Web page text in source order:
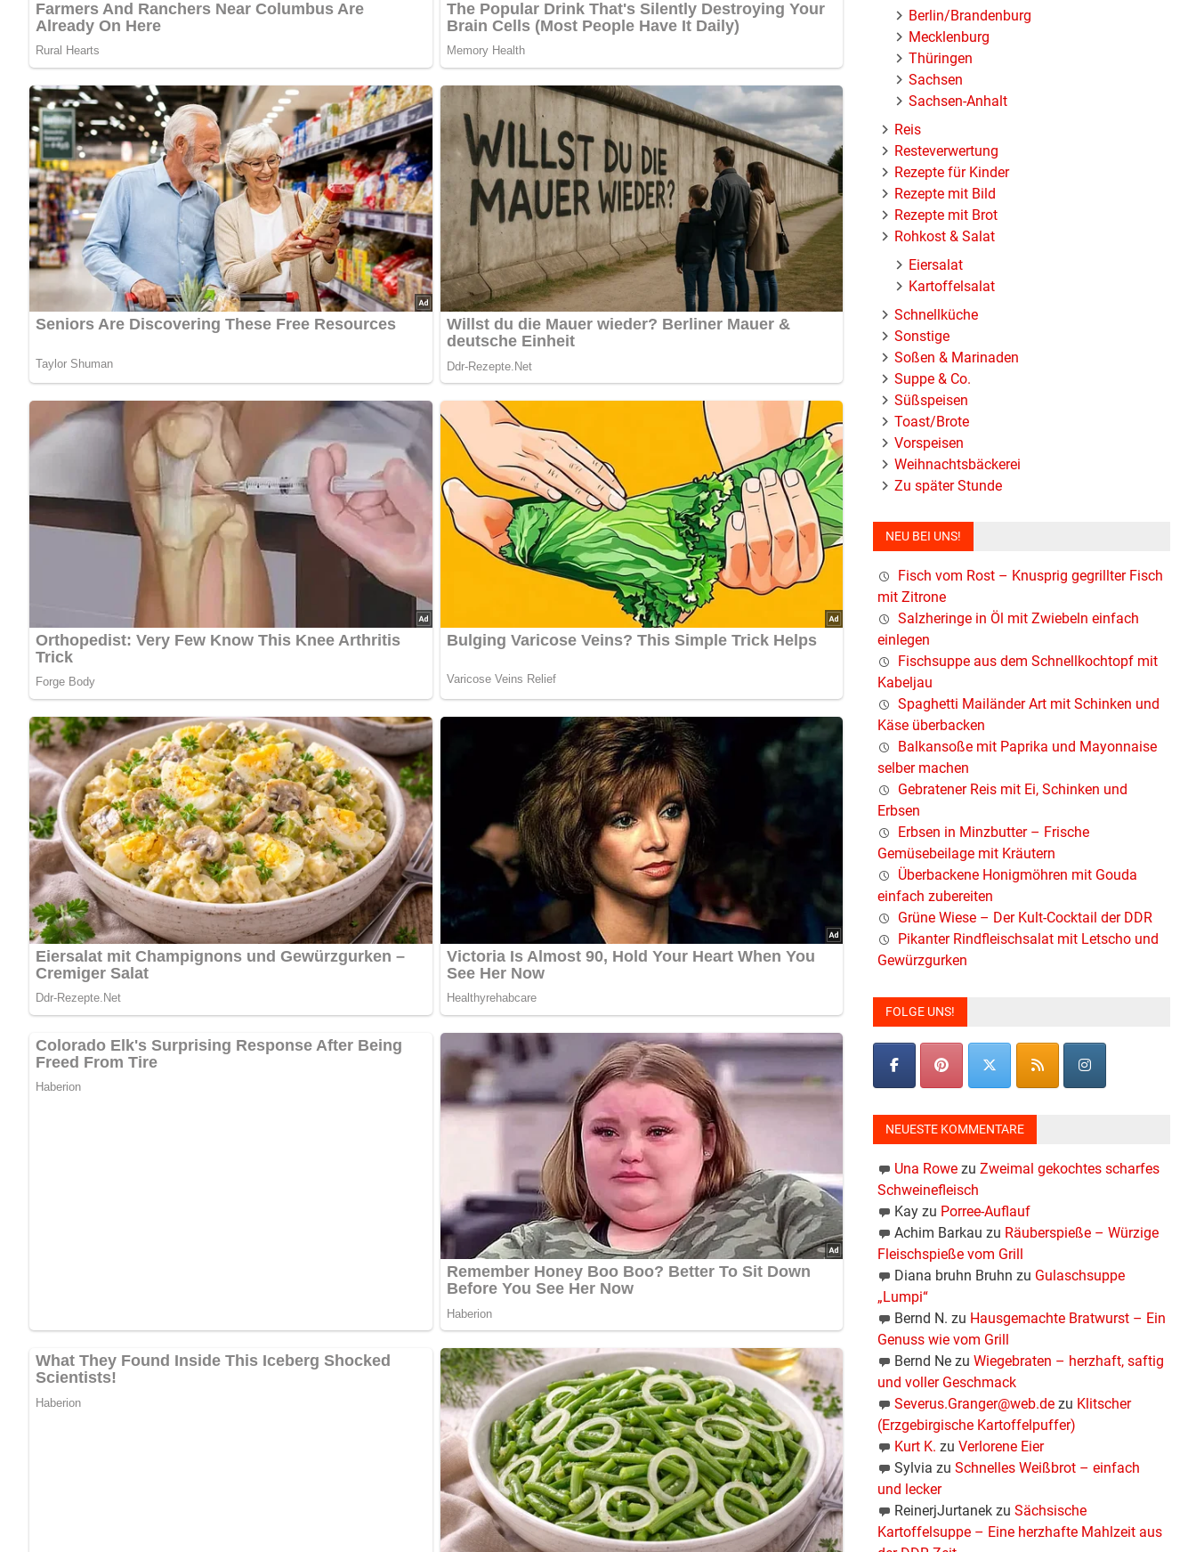
Berlin/Brandenburg
Mecklenburg
Thüringen
Sachsen
Sachsen-Anhalt
Reis
Resteverwertung
Rezepte für Kinder
Rezepte mit Bild
Rezepte mit Brot
Rohkost & Salat
Eiersalat
Kartoffelsalat
Schnellküche
Sonstige
Soßen & Marinaden
Suppe & Co.
Süßspeisen
Toast/Brote
Vorspeisen
Weihnachtsbäckerei
Zu später Stunde
NEU BEI UNS!
Fisch vom Rost – Knusprig gegrillter Fisch
mit Zitrone
Salzheringe in Öl mit Zwiebeln einfach
einlegen
Fischsuppe aus dem Schnellkochtopf mit
Kabeljau
Spaghetti Mailänder Art mit Schinken und
Käse überbacken
Balkansoße mit Paprika und Mayonnaise
selber machen
Gebratener Reis mit Ei, Schinken und
Erbsen
Erbsen in Minzbutter – Frische
Gemüsebeilage mit Kräutern
Überbackene Honigmöhren mit Gouda
einfach zubereiten
Grüne Wiese – Der Kult-Cocktail der DDR
Pikanter Rindfleischsalat mit Letscho und
Gewürzgurken
FOLGE UNS!
NEUESTE KOMMENTARE
Una Rowezu Zweimal gekochtes scharfes
Schweinefleisch
Kayzu Porree-Auflauf
Achim Barkau zu Räuberspieße – Würzige
Fleischspieße vom Grill
Diana bruhn Bruhn zu Gulaschsuppe
„Lumpi“
Bernd N. zu Hausgemachte Bratwurst – Ein
Genuss wie vom Grill
Bernd Nezu Wiegebraten – herzhaft, saftig
und voller Geschmack
Severus.Granger@web.dezu Klitscher
(Erzgebirgische Kartoffelpuffer)
Kurt K. zu Verlorene Eier
Sylvia zu Schnelles Weißbrot – einfach
und lecker
ReinerjJurtanekzu Sächsische
Kartoffelsuppe – Eine herzhafte Mahlzeit aus